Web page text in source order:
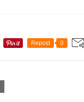
Repost 0